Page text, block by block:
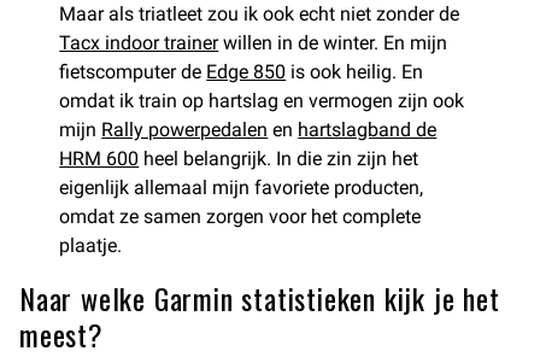
Maar als triatleet zou ik ook echt niet zonder de
Tacx indoor trainerwillen in de winter. En mijn
fietscomputer de Edge 850 is ook heilig. En
omdat ik train op hartslag en vermogen zijn ook
mijn Rally powerpedalen en hartslagband de
HRM 600 heel belangrijk. In die zin zijn het
eigenlijk allemaal mijn favoriete producten,
omdat ze samen zorgen voor het complete
plaatje.
Naar welke Garmin statistieken kijk je het
meest?